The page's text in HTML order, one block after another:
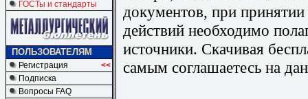
ГОСТы и стандарты
ПОЛЬЗОВАТЕЛЯМ
Регистрация
<<
Подписка
Вопросы FAQ
документов, при
действий необходимо
источники. Скачивая
самым соглашаетесь на